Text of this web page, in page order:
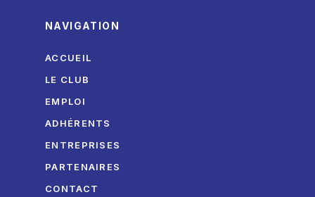
NAVIGATION
ACCUEIL
LE CLUB
EMPLOI
ADHÉRENTS
ENTREPRISES
PARTENAIRES
CONTACT